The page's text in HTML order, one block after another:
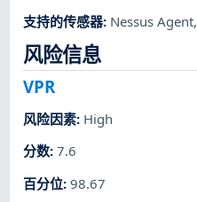
支持的传感器: Nessus Agent,
风险信息
VPR
风险因素: High
分数:7.6
百分位:98.67